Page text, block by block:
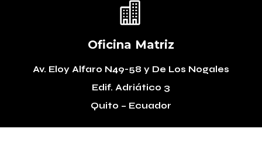

Oficina Matriz
Av. Eloy Alfaro N49-58 y De Los Nogales
Edif. Adriático 3
Quito – Ecuador